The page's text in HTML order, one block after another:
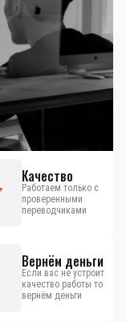
Качество
Работаем только с
проверенными
переводчиками
Вернём деньги
Если вас не устроит
качество работы то
вернём деньги